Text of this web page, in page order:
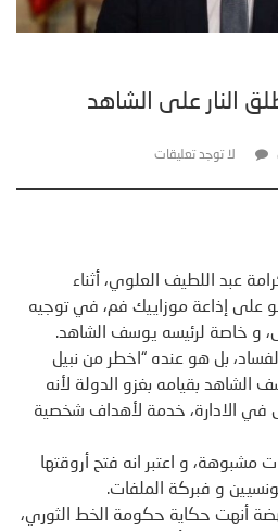
النار على الشاهد
لا توجد تعليقات
عبد اللطيف العلوي، أثناء
على إذاعة موزاييك فم، في توجيه
و خاصة لرئيسه يوسف الشاهد.
بل هو عنده “اخطر من نبيل
الشاهد بقيامه بغزو الدولة لأنه
في الادارة، خدمة لأهداف شخصية
مشبوهة، و اعتبر انه فتح أروقتها
و فبركة الملفات.
أنهت حكاية حكومة الخط الثوري،